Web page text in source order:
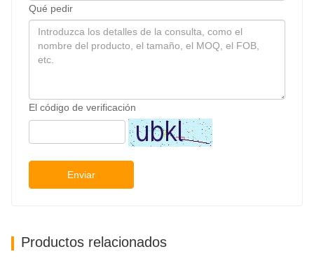
Qué pedir
El código de verificación
Enviar
Productos relacionados